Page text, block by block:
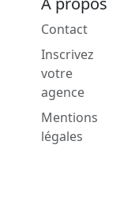
Contact
Inscrivez
votre
agence
Mentions
légales